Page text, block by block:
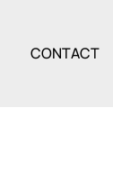
CONTACT